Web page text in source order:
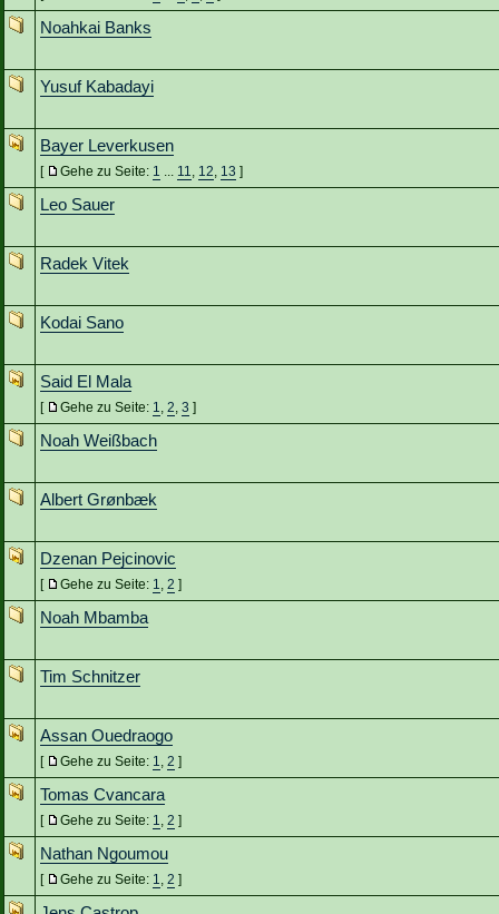
Noahkai Banks
Yusuf Kabadayi
Bayer Leverkusen
[ Gehe zu Seite: 1 ... 11, 12, 13 ]
Leo Sauer
Radek Vitek
Kodai Sano
Said El Mala
[ Gehe zu Seite: 1, 2, 3 ]
Noah Weißbach
Albert Grønbæk
Dzenan Pejcinovic
[ Gehe zu Seite: 1, 2 ]
Noah Mbamba
Tim Schnitzer
Assan Ouedraogo
[ Gehe zu Seite: 1, 2 ]
Tomas Cvancara
[ Gehe zu Seite: 1, 2 ]
Nathan Ngoumou
[ Gehe zu Seite: 1, 2 ]